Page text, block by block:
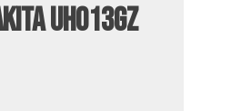
UH013GZ